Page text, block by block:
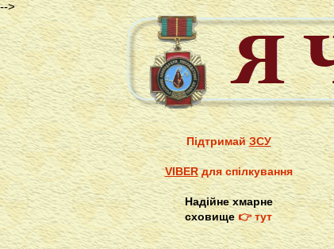
-->
ПідтримайЗСУ
VIBERдля спілкування
Надійне хмарне
сховище👉 тут